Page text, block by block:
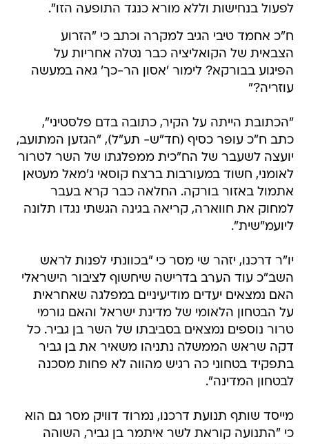
לפעול בנחישות וללא מורא כנגד התופעה הזו".
ח"כ אחמד טיבי הגיב למקרה וכתב כי "הזרוע
הצבאית של הקואליציה כבר נטלה אחריות על
הפיגוע בבורקא? לימור 'אסון הר-כך' גאה במעשה
עוזריה?"
"הכתובת הייתה על הקיר, כתובה בדם פלסטיני",
כתב ח"כ עופר כסיף (חד"ש- תע"ל), "הגזען המתועב,
יועצה לשעבר של הח"כית ממפלגתו של השר לטרור
לאומני, חשוד במעורבות ברצח קוסאי ג'מאל מעטאן
אתמול באזור בורקה. החלאה כבר קרא בעבר
למחוק את חווארה, קריאה בגינה הגשתי נגדו תלונה
ליועמ"שית".
יו"ר דרכנו, יזהר שי מסר כי "בכוונתי לפנות לראש
השב"כ עוד הערב בדרישה שיחשוף לציבור הישראלי
האם נמצאים יעדים מודיעיניים במפלגה שאחראית
על הבטחון הלאומי של מדינת ישראל והאם גורמי
טרור נוספים נמצאים בסביבתו של השר בן גביר. כל
דקה שראש הממשלה נתניהו משאיר את בן גביר
בתפקיד בטחוני כה רגיש מהווה לא פחות מסכנה
לבטחון המדינה".
מייסד שותף תנועת דרכנו, נמרוד דוויק מסר גם הוא
כי "התנועה קוראת לשר איתמר בן גביר, השוהה